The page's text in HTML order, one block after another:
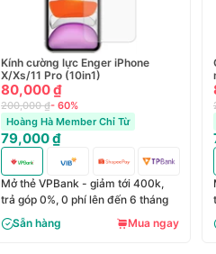
Kính cường lực Enger iPhone
X/Xs/11 Pro (10in1)
80,000 ₫
200,000 ₫- 60%
Hoàng Hà Member Chỉ Từ
79,000 ₫
Mở thẻ VPBank - giảm tới 400k,
trả góp 0%, 0 phí lên đến 6 tháng
Sẵn hàng
Mua ngay